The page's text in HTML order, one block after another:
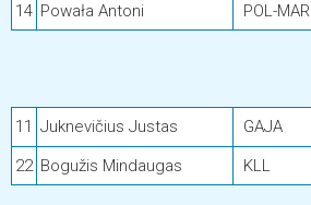
14 Powała Antoni POL-MAR
11 Juknevičius Justas GAJA
22 Bogužis Mindaugas KLL